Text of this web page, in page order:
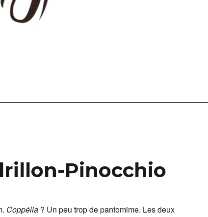
Pinocchio
Coppélia ? Un peu trop de pantomime. Les deux